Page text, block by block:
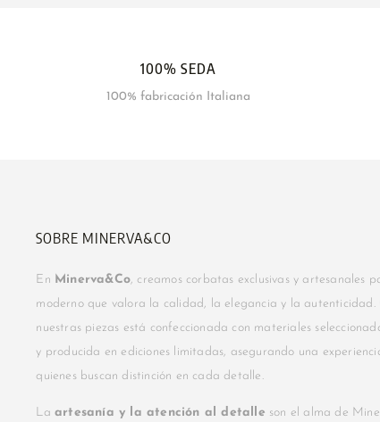
100% SEDA
100% fabricación Italiana
SOBRE MINERVA&CO
En Minerva&Co, creamos corbatas exclusivas y artesanales
moderno que valora la calidad, la elegancia y la autenticidad.
nuestras piezas está confeccionada con materiales
y producida en ediciones limitadas, asegurando una
quienes buscan distinción en cada detalle.
La artesanía y la atención al detalle son el alma de